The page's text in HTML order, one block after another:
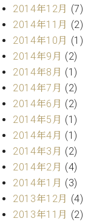
ビ
ス
(調
律)
調
律
紹
介
調
律
料
表
お
問
2014年12月 (7)
2014年11月 (2)
2014年10月 (1)
2014年9月 (2)
2014年8月 (1)
2014年7月 (2)
2014年6月 (2)
2014年5月 (1)
2014年4月 (1)
2014年3月 (2)
2014年2月 (4)
2014年1月 (3)
2013年12月 (4)
2013年11月 (2)